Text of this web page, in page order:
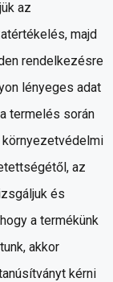
az
majd
rendelkezésre
lényeges adat
termelés során
az
és
a termékünk
akkor
kérni